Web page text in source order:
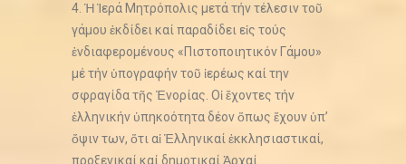
4. Ἡ Ἱερά Μητρόπολις μετά τήν τέλεσιν τοῦ
γάμου ἐκδίδει καί παραδίδει εἰς τούς
ἐνδιαφερομένους «Πιστοποιητικόν Γάμου»
μέ τήν ὑπογραφήν τοῦ ἱερέως καί την
σφραγίδα τῆς Ἐνορίας. Οἱ ἔχοντες τήν
ἑλληνικήν ὑπηκοότητα δέον ὅπως ἔχουν ὑπ’
ὄψιν των, ὅτι αἱ Ἑλληνικαί ἐκκλησιαστικαί,
προξενικαί καί δημοτικαί Ἀρχαί